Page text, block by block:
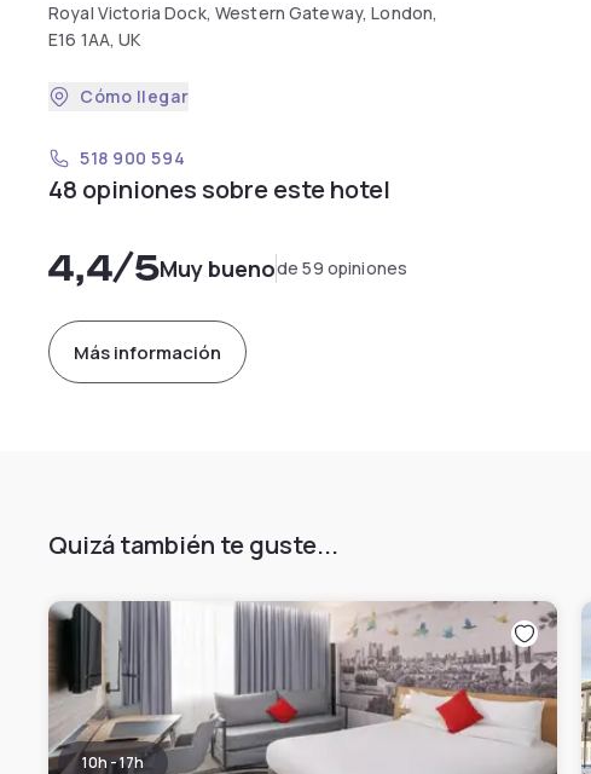
Royal Victoria Dock, Western Gateway, London,
E16 1AA, UK
Cómo llegar
518 900 594
48 opiniones sobre este hotel
4,4/5Muy buenode 59 opiniones
Más información
Quizá también te guste...
10h - 17h